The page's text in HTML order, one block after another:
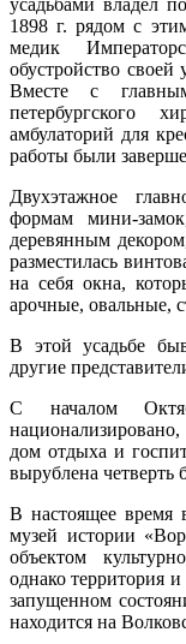
1898 г. рядом с
медик
обустройство
Вместе с
петербургского
амбулаторий для
работы были
Двухэтажное
формам мини-
деревянным
разместилась
на себя окна,
арочные, овальные,
В этой усадьбе
другие
С началом
национализировано,
дом отдыха и
вырублена четверть
В настоящее время
музей истории
объектом
однако территория
запущенном
находится на